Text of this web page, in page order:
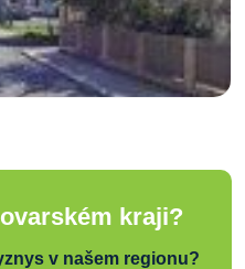
kraji?
v našem regionu?